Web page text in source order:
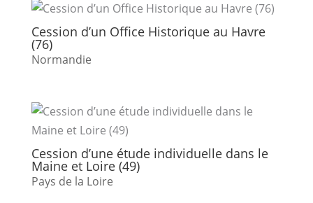
Cession d’un Office Historique au Havre
(76)
Normandie
Cession d’une étude individuelle dans le
Maine et Loire (49)
Pays de la Loire